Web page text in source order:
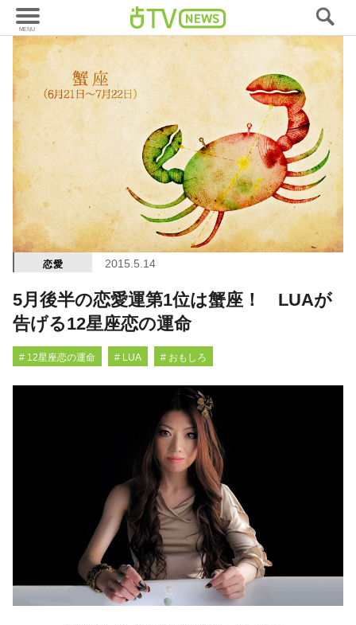
恋愛 2015.5.14
5月後半の恋愛運第1位は蟹座！ LUAが
告げる12星座恋の運命
# 12星座恋の運命 # LUA # おもしろ